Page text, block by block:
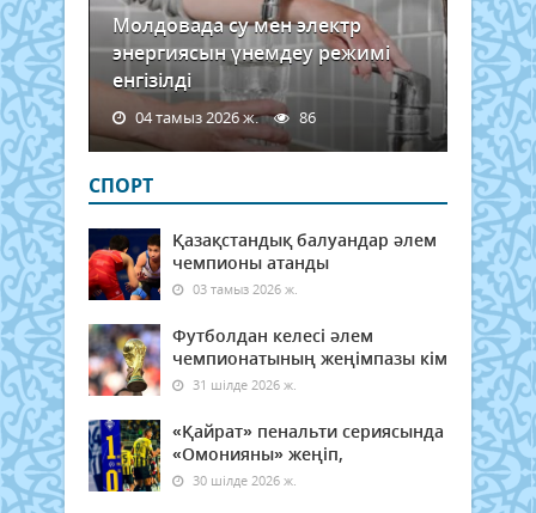
Молдовада су мен электр
энергиясын үнемдеу режимі
енгізілді
04 тамыз 2026 ж. 86
СПОРТ
Қазақстандық балуандар әлем
чемпионы атанды
03 тамыз 2026 ж.
Футболдан келесі әлем
чемпионатының жеңімпазы кім
31 шілде 2026 ж.
«Қайрат» пенальти сериясында
«Омонияны» жеңіп,
30 шілде 2026 ж.